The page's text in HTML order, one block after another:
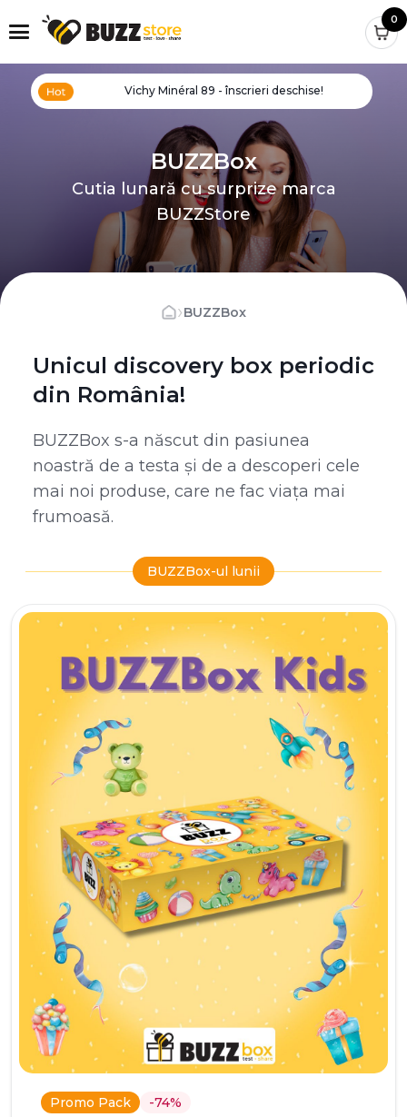
0
Vichy Minéral 89 - înscrieri deschise!
BUZZBox
Cutia lunară cu surprize marca
BUZZStore
›BUZZBox
Unicul discovery box periodic
din România!
BUZZBox s-a născut din pasiunea
noastră de a testa și de a descoperi cele
mai noi produse, care ne fac viața mai
frumoasă.
BUZZBox-ul lunii
Promo Pack -74%